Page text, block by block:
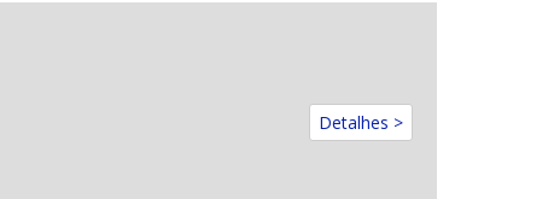
Detalhes >